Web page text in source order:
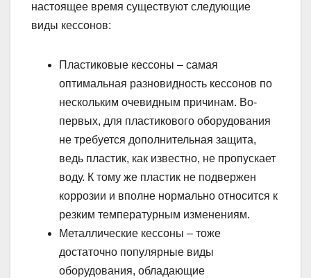
настоящее время существуют следующие
виды кессонов:
Пластиковые кессоны – самая
оптимальная разновидность кессонов по
нескольким очевидным причинам. Во-
первых, для пластикового оборудования
не требуется дополнительная защита,
ведь пластик, как известно, не пропускает
воду. К тому же пластик не подвержен
коррозии и вполне нормально относится к
резким температурным изменениям.
Металлические кессоны – тоже
достаточно популярные виды
оборудования, обладающие